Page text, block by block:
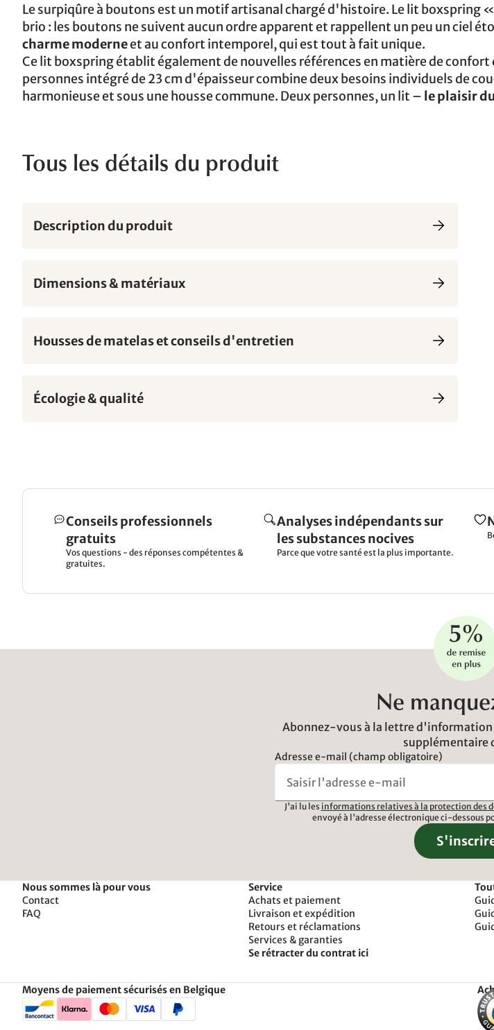
Le surpiqûre à boutons est un motif artisanal chargé d'histoire. Le lit boxspring
brio : les boutons ne suivent aucun ordre apparent et rappellent un peu un ciel
charme moderneet au confort intemporel, qui est tout à fait unique.
Ce lit boxspring établit également de nouvelles références en matière de confort
personnes intégré de 23 cm d'épaisseur combine deux besoins individuels de
harmonieuse et sous une housse commune. Deux personnes, un lit – le plaisir
Tous les détails du produit
Description du produit
Dimensions & matériaux
Housses de matelas et conseils d'entretien
Écologie & qualité
Conseils professionnels
gratuits
Vos questions - des réponses compétentes &
gratuites.
Analyses indépendants sur
les substances nocives
Parce que votre santé est la plus importante.
Ne
Abonnez-vous à la lettre
supplémentaire
Adresse e-mail (champ obligatoire)
J'ai lu les informations relatives à la protection des
envoyé à l'adresse électronique ci-dessous
Nous sommes là pour vous
Contact
FAQ
Service
Achats et paiement
Livraison et expédition
Retours et réclamations
Services & garanties
Se rétracter du contrat ici
Moyens de paiement sécurisés en Belgique